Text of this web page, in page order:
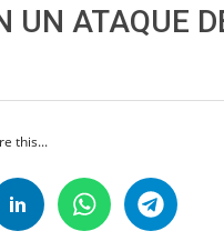
UN ATAQUE
this...